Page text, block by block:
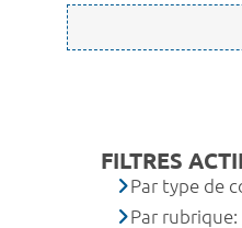
FILTRES
Par type de
Par rubrique: